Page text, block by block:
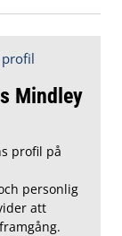
Mindley
profil på
personlig
att